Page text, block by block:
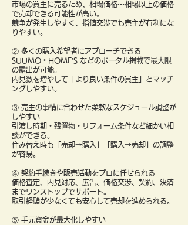
市場の買主に売るため、相場価格〜相場以上の価格
で売却できる可能性が高い。
競争が発生しやすく、指値交渉でも売主が有利にな
りやすい。
② 多くの購入希望者にアプローチできる
SUUMO・HOME’S などのポータル掲載で最大限
の露出が可能。
内見数を増やして「より良い条件の買主」とマッチ
ングしやすい。
③ 売主の事情に合わせた柔軟なスケジュール調整が
しやすい
引渡し時期・残置物・リフォーム条件など細かい相
談ができる。
住み替え時も「売却→購入」「購入→売却」の調整
が容易。
④ 契約手続きや販売活動をプロに任せられる
価格査定、内見対応、広告、価格交渉、契約、決済
までワンストップでサポート。
取引経験が少なくても安心して売却を進められる。
⑤ 手元資金が最大化しやすい